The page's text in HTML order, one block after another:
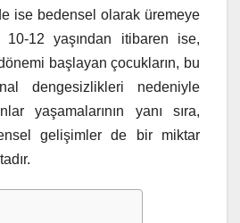
ise bedensel olarak üremeye
12 yaşından itibaren ise,
başlayan çocukların, bu
dengesizlikleri nedeniyle
yaşamalarının yanı sıra,
gelişimler de bir miktar